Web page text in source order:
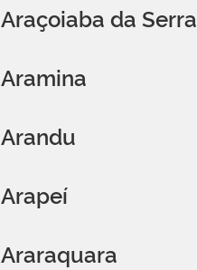
Araçoiaba da Serra
Aramina
Arandu
Arapeí
Araraquara